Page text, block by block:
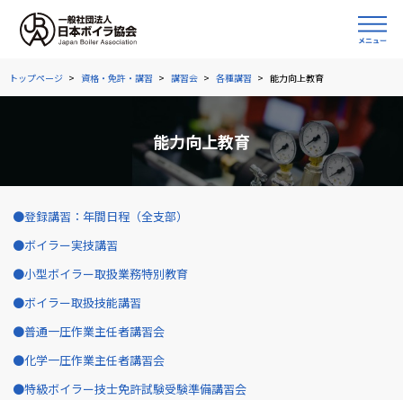
トップページ 資格・免許・講習 講習会 各種講習 能力向上教育
能力向上教育
登録講習：年間日程（全支部）
ボイラー実技講習
小型ボイラー取扱業務特別教育
ボイラー取扱技能講習
普通一圧作業主任者講習会
化学一圧作業主任者講習会
特級ボイラー技士免許試験受験準備講習会